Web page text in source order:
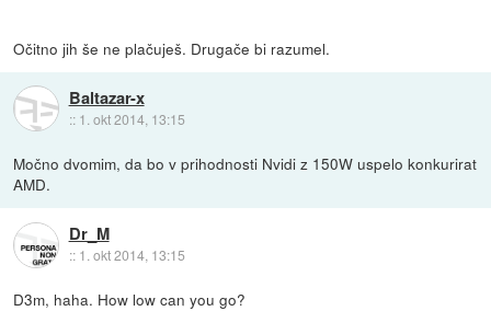
Očitno jih še ne plačuješ. Drugače bi razumel.
Baltazar-x
:: 1. okt 2014, 13:15
Močno dvomim, da bo v prihodnosti Nvidi z 150W uspelo konkurirat
AMD.
Dr_M
:: 1. okt 2014, 13:15
D3m, haha. How low can you go?